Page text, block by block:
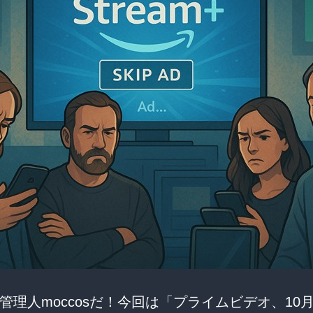
理人moccosだ！今回は「プライムビデオ、10